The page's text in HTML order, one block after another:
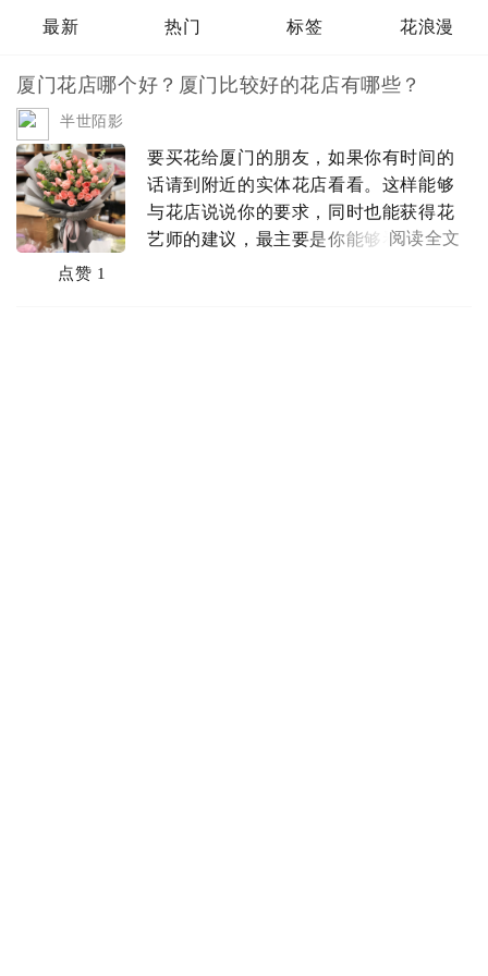
最新 热门 标签 花浪漫
厦门花店哪个好？厦门比较好的花店有哪些？
半世陌影
要买花给厦门的朋友，如果你有时间的
话请到附近的实体花店看看。这样能够
与花店说说你的要求，同时也能获得花
艺师的建议，最主要是你能够看到实际
阅读全文
点赞 1